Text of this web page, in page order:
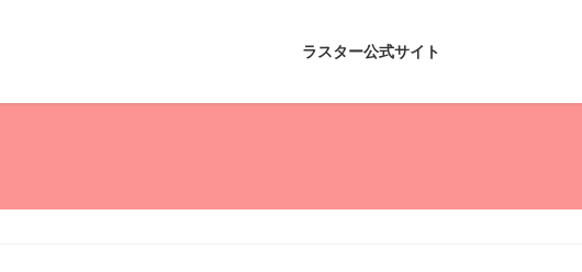
ラスター公式サイト